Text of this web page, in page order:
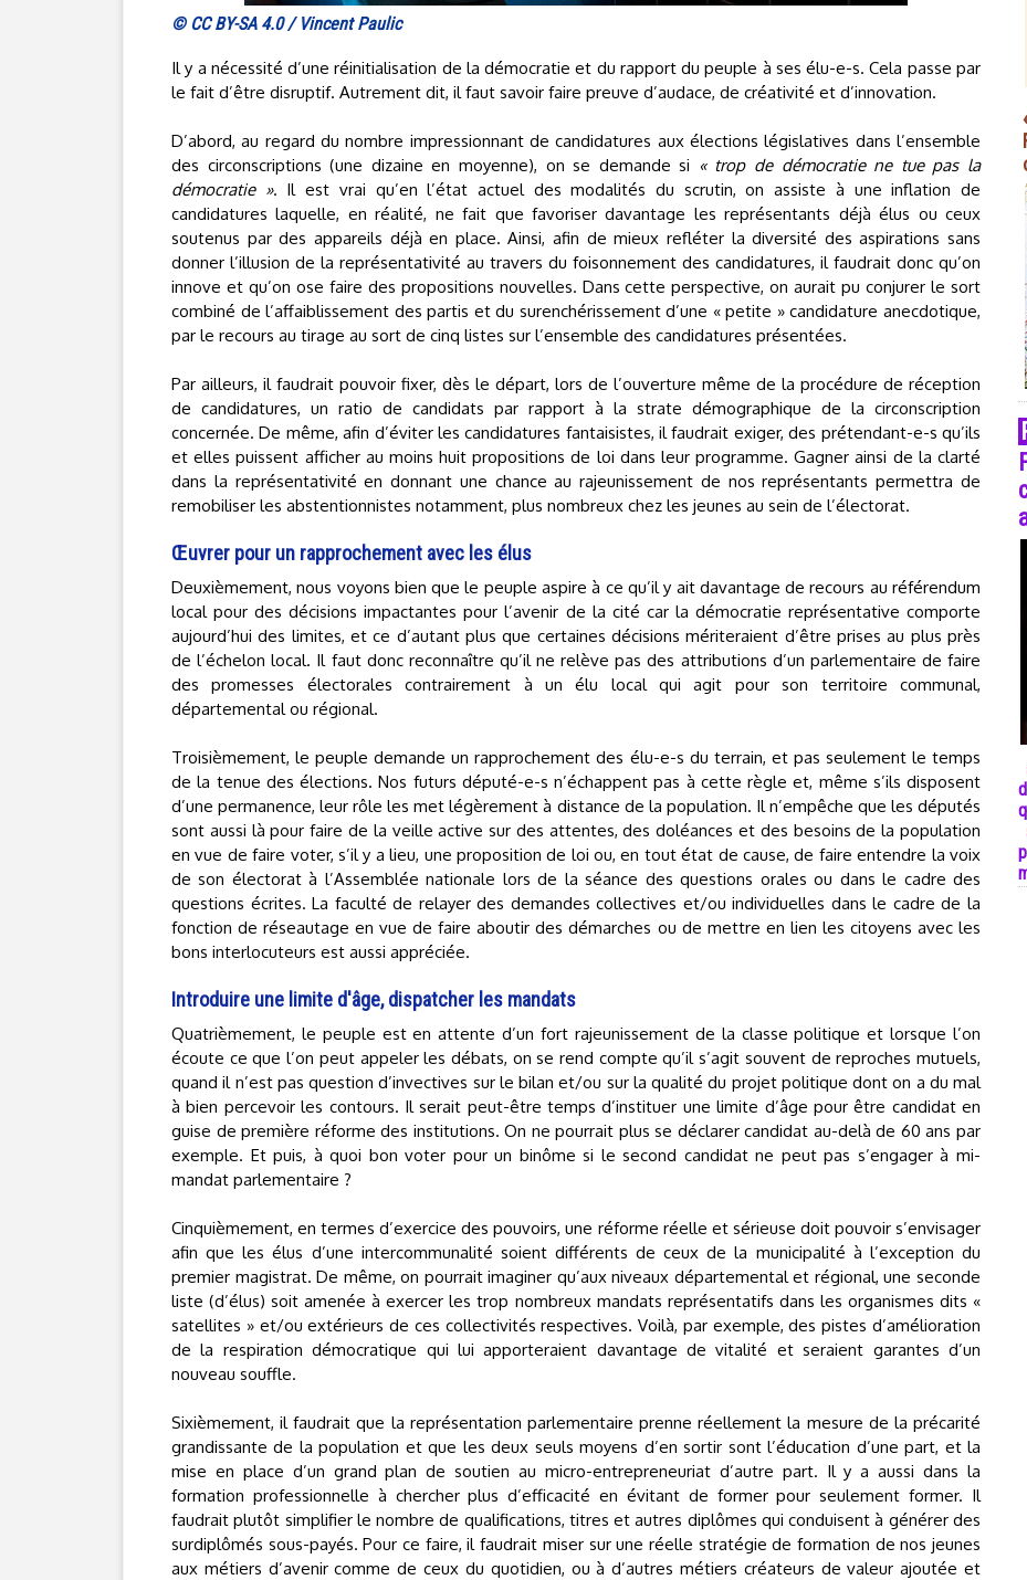
© CC BY-SA 4.0 / Vincent Paulic
Il y a nécessité d’une réinitialisation de la démocratie et du rapport du peuple à ses élu-e-s. Cela passe par
le fait d’être disruptif. Autrement dit, il faut savoir faire preuve d’audace, de créativité et d’innovation.
D’abord, au regard du nombre impressionnant de candidatures aux élections législatives dans l’ensemble
des circonscriptions (une dizaine en moyenne), on se demande si « trop de démocratie ne tue pas la
démocratie ». Il est vrai qu’en l’état actuel des modalités du scrutin, on assiste à une inflation de
candidatures laquelle, en réalité, ne fait que favoriser davantage les représentants déjà élus ou ceux
soutenus par des appareils déjà en place. Ainsi, afin de mieux refléter la diversité des aspirations sans
donner l’illusion de la représentativité au travers du foisonnement des candidatures, il faudrait donc qu’on
innove et qu’on ose faire des propositions nouvelles. Dans cette perspective, on aurait pu conjurer le sort
combiné de l’affaiblissement des partis et du surenchérissement d’une « petite » candidature anecdotique,
par le recours au tirage au sort de cinq listes sur l’ensemble des candidatures présentées.
Par ailleurs, il faudrait pouvoir fixer, dès le départ, lors de l’ouverture même de la procédure de réception
de candidatures, un ratio de candidats par rapport à la strate démographique de la circonscription
concernée. De même, afin d’éviter les candidatures fantaisistes, il faudrait exiger, des prétendant-e-s qu’ils
et elles puissent afficher au moins huit propositions de loi dans leur programme. Gagner ainsi de la clarté
dans la représentativité en donnant une chance au rajeunissement de nos représentants permettra de
remobiliser les abstentionnistes notamment, plus nombreux chez les jeunes au sein de l’électorat.
Œuvrer pour un rapprochement avec les élus
Deuxièmement, nous voyons bien que le peuple aspire à ce qu’il y ait davantage de recours au référendum
local pour des décisions impactantes pour l’avenir de la cité car la démocratie représentative comporte
aujourd’hui des limites, et ce d’autant plus que certaines décisions mériteraient d’être prises au plus près
de l’échelon local. Il faut donc reconnaître qu’il ne relève pas des attributions d’un parlementaire de faire
des promesses électorales contrairement à un élu local qui agit pour son territoire communal,
départemental ou régional.
Troisièmement, le peuple demande un rapprochement des élu-e-s du terrain, et pas seulement le temps
de la tenue des élections. Nos futurs député-e-s n’échappent pas à cette règle et, même s’ils disposent
d’une permanence, leur rôle les met légèrement à distance de la population. Il n’empêche que les députés
sont aussi là pour faire de la veille active sur des attentes, des doléances et des besoins de la population
en vue de faire voter, s’il y a lieu, une proposition de loi ou, en tout état de cause, de faire entendre la voix
de son électorat à l’Assemblée nationale lors de la séance des questions orales ou dans le cadre des
questions écrites. La faculté de relayer des demandes collectives et/ou individuelles dans le cadre de la
fonction de réseautage en vue de faire aboutir des démarches ou de mettre en lien les citoyens avec les
bons interlocuteurs est aussi appréciée.
Introduire une limite d'âge, dispatcher les mandats
Quatrièmement, le peuple est en attente d’un fort rajeunissement de la classe politique et lorsque l’on
écoute ce que l’on peut appeler les débats, on se rend compte qu’il s’agit souvent de reproches mutuels,
quand il n’est pas question d’invectives sur le bilan et/ou sur la qualité du projet politique dont on a du mal
à bien percevoir les contours. Il serait peut-être temps d’instituer une limite d’âge pour être candidat en
guise de première réforme des institutions. On ne pourrait plus se déclarer candidat au-delà de 60 ans par
exemple. Et puis, à quoi bon voter pour un binôme si le second candidat ne peut pas s’engager à mi-
mandat parlementaire ?
Cinquièmement, en termes d’exercice des pouvoirs, une réforme réelle et sérieuse doit pouvoir s’envisager
afin que les élus d’une intercommunalité soient différents de ceux de la municipalité à l’exception du
premier magistrat. De même, on pourrait imaginer qu’aux niveaux départemental et régional, une seconde
liste (d’élus) soit amenée à exercer les trop nombreux mandats représentatifs dans les organismes dits «
satellites » et/ou extérieurs de ces collectivités respectives. Voilà, par exemple, des pistes d’amélioration
de la respiration démocratique qui lui apporteraient davantage de vitalité et seraient garantes d’un
nouveau souffle.
Sixièmement, il faudrait que la représentation parlementaire prenne réellement la mesure de la précarité
grandissante de la population et que les deux seuls moyens d’en sortir sont l’éducation d’une part, et la
mise en place d’un grand plan de soutien au micro-entrepreneuriat d’autre part. Il y a aussi dans la
formation professionnelle à chercher plus d’efficacité en évitant de former pour seulement former. Il
faudrait plutôt simplifier le nombre de qualifications, titres et autres diplômes qui conduisent à générer des
surdiplômés sous-payés. Pour ce faire, il faudrait miser sur une réelle stratégie de formation de nos jeunes
aux métiers d’avenir comme de ceux du quotidien, ou à d’autres métiers créateurs de valeur ajoutée et